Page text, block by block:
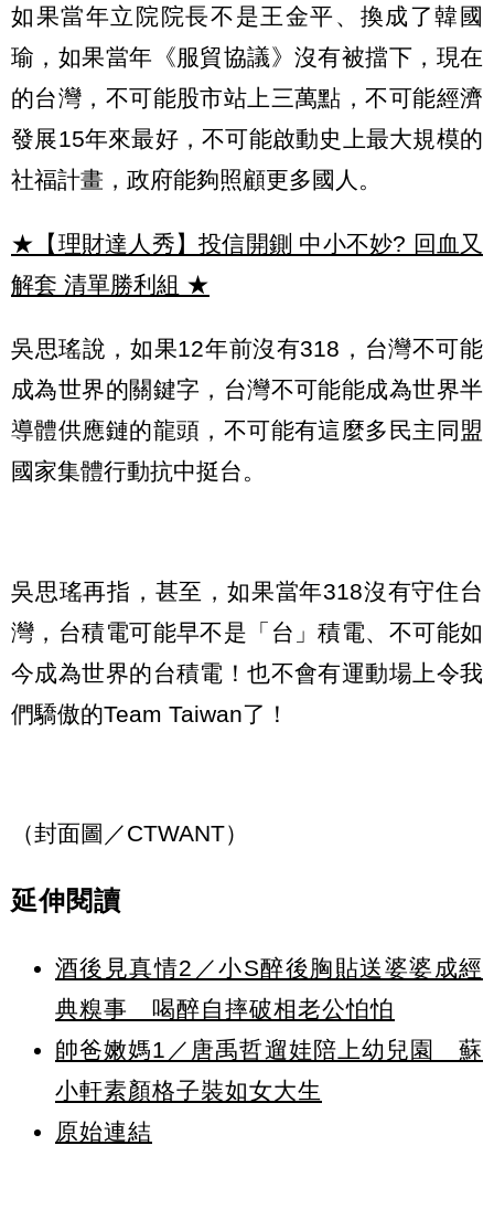
如果當年立院院長不是王金平、換成了韓國
瑜，如果當年《服貿協議》沒有被擋下，現在
的台灣，不可能股市站上三萬點，不可能經濟
發展15年來最好，不可能啟動史上最大規模的
社福計畫，政府能夠照顧更多國人。
★【理財達人秀】投信開鍘 中小不妙? 回血又
解套 清單勝利組 ★
吳思瑤說，如果12年前沒有318，台灣不可能
成為世界的關鍵字，台灣不可能能成為世界半
導體供應鏈的龍頭，不可能有這麼多民主同盟
國家集體行動抗中挺台。
吳思瑤再指，甚至，如果當年318沒有守住台
灣，台積電可能早不是「台」積電、不可能如
今成為世界的台積電！也不會有運動場上令我
們驕傲的Team Taiwan了！
（封面圖／CTWANT）
延伸閱讀
酒後見真情2／小S醉後胸貼送婆婆成經
典糗事 喝醉自摔破相老公怕怕
帥爸嫩媽1／唐禹哲遛娃陪上幼兒園 蘇
小軒素顏格子裝如女大生
原始連結